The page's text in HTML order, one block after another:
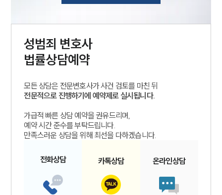
성범죄 변호사
법률상담예약
모든 상담은 전문변호사가 사건 검토를 마친 뒤
전문적으로 진행하기에 예약제로 실시됩니다.
가급적 빠른 상담 예약을 권유드리며,
예약 시간 준수를 부탁드립니다.
만족스러운 상담을 위해 최선을 다하겠습니다.
전화상담 카톡상담 온라인상담